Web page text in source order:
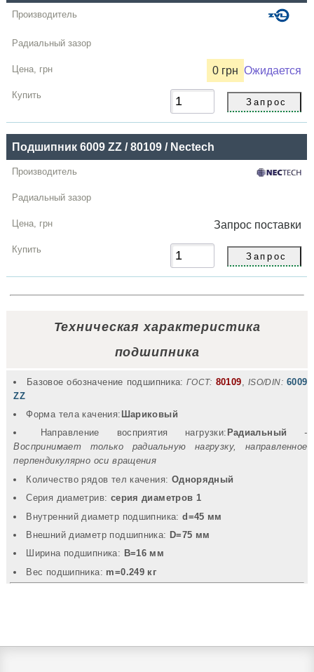
0 грн Ожидается
Подшипник 6009 ZZ / 80109 / Nectech
Запрос поставки
Техническая характеристика
подшипника
Базовое обозначение подшипника: ГОСТ: 80109 ISO/DIN: 6009
ZZ
Форма тела качения: Шариковый
Направление восприятия нагрузки: Радиальный
-
Воспринимает только радиальную нагрузку, направленное
перпендикулярно оси вращения
Количество рядов тел качения: Однорядный
Серия диаметрив: серия диаметров 1
Внутренний диаметр подшипника:d=45 мм
Внешний диаметр подшипника: D=75 мм
Ширина подшипника: B=16 мм
Вec подшипника: m=0.249 кг